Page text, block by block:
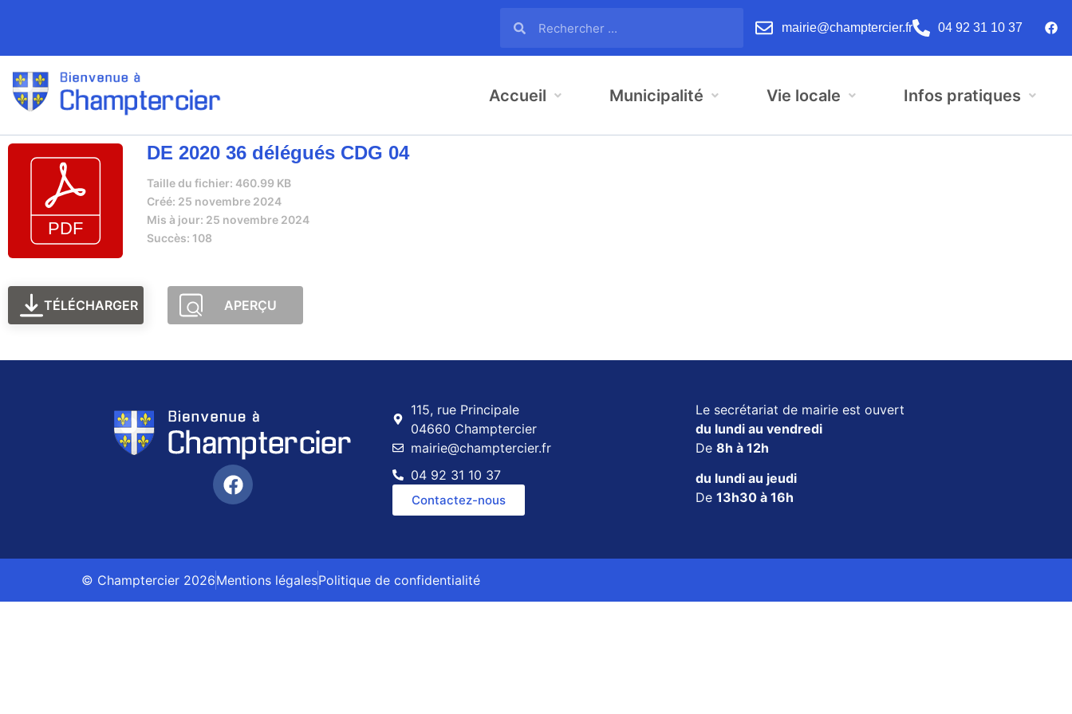
mairie@champtercier.fr 04 92 31 10 37
Accueil Municipalité Vie locale Infos pratiques
DE 2020 36 délégués CDG 04
Taille du fichier: 460.99 KB
Créé: 25 novembre 2024
Mis à jour: 25 novembre 2024
Succès: 108
TÉLÉCHARGER APERÇU
115, rue Principale
04660 Champtercier
mairie@champtercier.fr
04 92 31 10 37
Contactez-nous
Le secrétariat de mairie est ouvert
du lundi au vendredi
De 8h à 12h
du lundi au jeudi
De 13h30 à 16h
© Champtercier 2026Mentions légalesPolitique de confidentialité